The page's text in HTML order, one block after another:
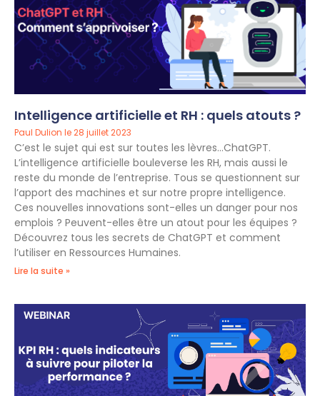
Intelligence artificielle et RH : quels atouts ?
Paul Dulion 28 juillet 2023
C’est le sujet qui est sur toutes les lèvres…ChatGPT.
L’intelligence artificielle bouleverse les RH, mais aussi le
reste du monde de l’entreprise. Tous se questionnent sur
l’apport des machines et sur notre propre intelligence.
Ces nouvelles innovations sont-elles un danger pour nos
emplois ? Peuvent-elles être un atout pour les équipes ?
Découvrez tous les secrets de ChatGPT et comment
l’utiliser en Ressources Humaines.
Lire la suite »